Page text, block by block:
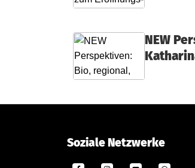
NEW
Soziale Netzwerke